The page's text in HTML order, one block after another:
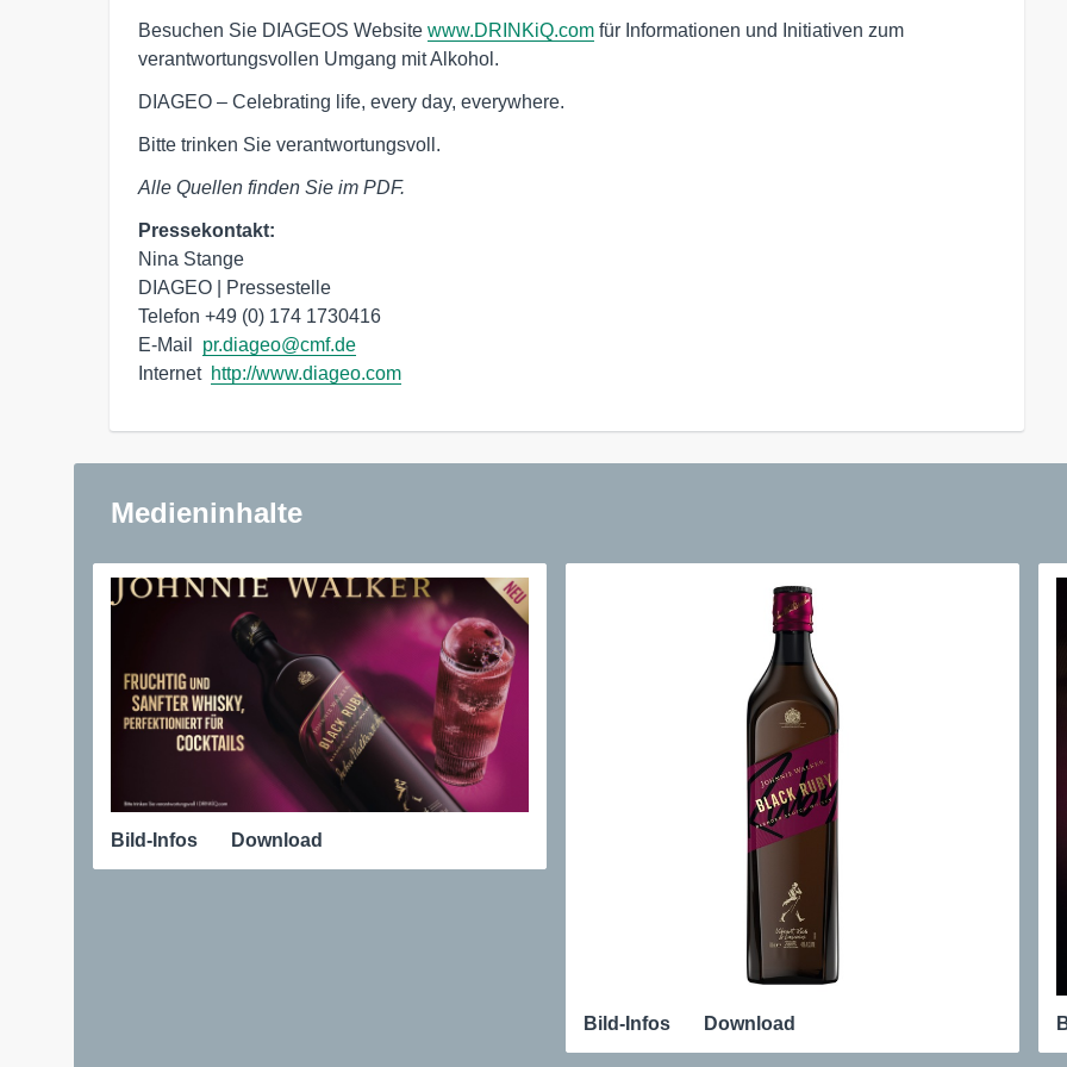
Besuchen Sie DIAGEOS Website www.DRINKiQ.com für Informationen und Initiativen zum
verantwortungsvollen Umgang mit Alkohol.
DIAGEO – Celebrating life, every day, everywhere.
Bitte trinken Sie verantwortungsvoll.
Alle Quellen finden Sie im PDF.
Pressekontakt:
Nina Stange
DIAGEO | Pressestelle
Telefon +49 (0) 174 1730416
E-Mail pr.diageo@cmf.de
Internet http://www.diageo.com
Medieninhalte
Bild-Infos Download
Bild-Infos Download